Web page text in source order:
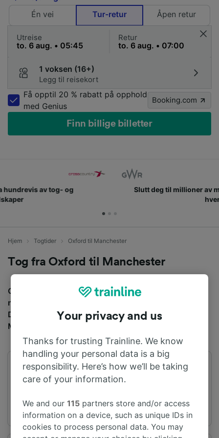
Én vei
Tur-retur Åpen retur
Utreise Retur
1 voksen (16+)
Legg til reisekort
Få opptil 20 % rabatt på opphold
med Genius
Booking.com
Finn billige billetter
Slutt deg til millioner av mennesker som bruker oss
Hjem Togtider Oxford til Manchester
Tog fra Oxford til Manchester
Gjennomsnittlig tid å reise fra Oxford til Manchester
med tog er 2 t 54m, over en avstand på rundt 203 km.
Det er normalt 21 tog per dag som reiser fra Oxford til
Manchester, og billetter starter fra kr 219,71.
Første avgang
05:39
Siste avgang
Your privacy and us
Thanks for trusting Trainline. We know
handling your personal data is a big
responsibility. Here’s how we’ll be taking
care of your information.
We and our115 partners store and/or access
information on a device, such as unique IDs in
cookies to process personal data. You may